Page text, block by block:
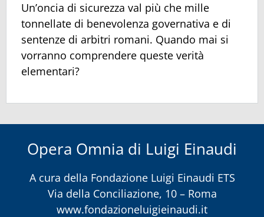
Un’oncia di sicurezza val più che mille
tonnellate di benevolenza governativa e di
sentenze di arbitri romani. Quando mai si
vorranno comprendere queste verità
elementari?
Opera Omnia di Luigi Einaudi
A cura della Fondazione Luigi Einaudi ETS
Via della Conciliazione, 10 – Roma
www.fondazioneluigieinaudi.it